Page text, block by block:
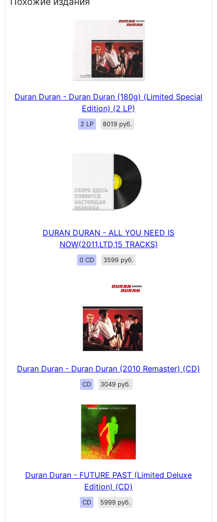
Duran Duran - Duran Duran (180g) (Limited Special
Edition) (2 LP)
2 LP 8019 руб.
DURAN DURAN - ALL YOU NEED IS
NOW(2011,LTD,15 TRACKS)
0 CD 3599 руб.
Duran Duran - Duran Duran (2010 Remaster) (CD)
CD 3049 руб.
Duran Duran - FUTURE PAST (Limited Deluxe
Edition) (CD)
CD 5999 руб.